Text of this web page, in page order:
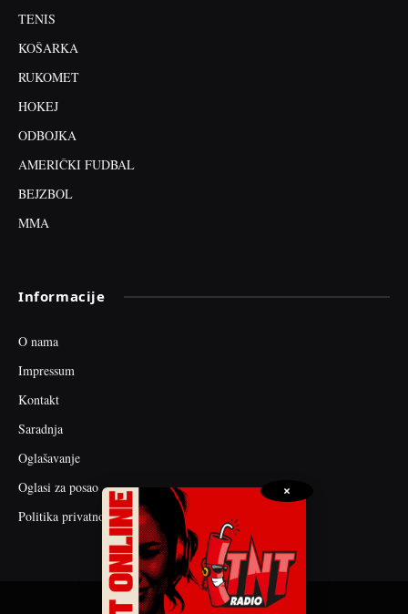
TENIS
KOŠARKA
RUKOMET
HOKEJ
ODBOJKA
AMERIČKI FUDBAL
BEJZBOL
MMA
Informacije
O nama
Impressum
Kontakt
Saradnja
Oglašavanje
Oglasi za posao
Politika privatnosti
×